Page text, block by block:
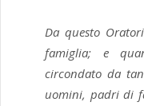
Da questo
famiglia; e
circondato da
uomini, padri di